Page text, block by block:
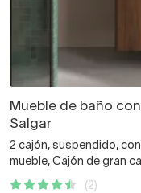
Mueble de baño
Salgar
2 cajón, suspendido,
mueble, Cajón de gran
(2)